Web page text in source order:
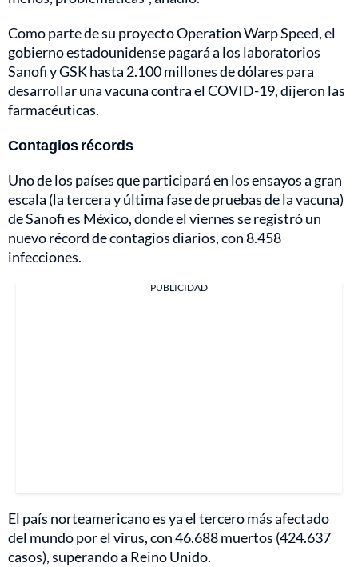
Como parte de su proyecto Operation Warp Speed, el
gobierno estadounidense pagará a los laboratorios
Sanofi y GSK hasta 2.100 millones de dólares para
desarrollar una vacuna contra el COVID-19, dijeron las
farmacéuticas.
Contagios récords
Uno de los países que participará en los ensayos a gran
escala (la tercera y última fase de pruebas de la vacuna)
de Sanofi es México, donde el viernes se registró un
nuevo récord de contagios diarios, con 8.458
infecciones.
PUBLICIDAD
El país norteamericano es ya el tercero más afectado
del mundo por el virus, con 46.688 muertos (424.637
casos), superando a Reino Unido.